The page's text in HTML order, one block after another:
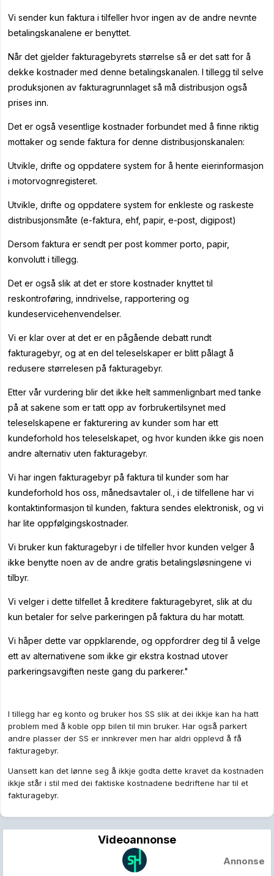
Vi sender kun faktura i tilfeller hvor ingen av de andre nevnte
betalingskanalene er benyttet.
Når det gjelder fakturagebyrets størrelse så er det satt for å
dekke kostnader med denne betalingskanalen. I tillegg til selve
produksjonen av fakturagrunnlaget så må distribusjon også
prises inn.
Det er også vesentlige kostnader forbundet med å finne riktig
mottaker og sende faktura for denne distribusjonskanalen:
Utvikle, drifte og oppdatere system for å hente eierinformasjon
i motorvognregisteret.
Utvikle, drifte og oppdatere system for enkleste og raskeste
distribusjonsmåte (e-faktura, ehf, papir, e-post, digipost)
Dersom faktura er sendt per post kommer porto, papir,
konvolutt i tillegg.
Det er også slik at det er store kostnader knyttet til
reskontroføring, inndrivelse, rapportering og
kundeservicehenvendelser.
Vi er klar over at det er en pågående debatt rundt
fakturagebyr, og at en del teleselskaper er blitt pålagt å
redusere størrelesen på fakturagebyr.
Etter vår vurdering blir det ikke helt sammenlignbart med tanke
på at sakene som er tatt opp av forbrukertilsynet med
teleselskapene er fakturering av kunder som har ett
kundeforhold hos teleselskapet, og hvor kunden ikke gis noen
andre alternativ uten fakturagebyr.
Vi har ingen fakturagebyr på faktura til kunder som har
kundeforhold hos oss, månedsavtaler ol., i de tilfellene har vi
kontaktinformasjon til kunden, faktura sendes elektronisk, og vi
har lite oppfølgingskostnader.
Vi bruker kun fakturagebyr i de tilfeller hvor kunden velger å
ikke benytte noen av de andre gratis betalingsløsningene vi
tilbyr.
Vi velger i dette tilfellet å kreditere fakturagebyret, slik at du
kun betaler for selve parkeringen på faktura du har motatt.
Vi håper dette var oppklarende, og oppfordrer deg til å velge
ett av alternativene som ikke gir ekstra kostnad utover
parkeringsavgiften neste gang du parkerer."
I tillegg har eg konto og bruker hos SS slik at dei ikkje kan ha hatt
problem med å koble opp bilen til min bruker. Har også parkert
andre plasser der SS er innkrever men har aldri opplevd å få
fakturagebyr.
Uansett kan det lønne seg å ikkje godta dette kravet da kostnaden
ikkje står i stil med dei faktiske kostnadene bedriftene har til et
fakturagebyr.
Videoannonse
Annonse